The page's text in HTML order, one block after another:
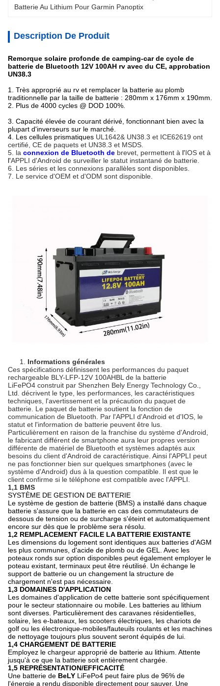
Batterie Au Lithium Pour Garmin Panoptix
Description De Produit
Remorque solaire profonde de camping-car de cycle de
batterie de Bluetooth 12V 100AH rv avec du CE, approbation
UN38.3
1. Très approprié au rv et remplacer la batterie au plomb
traditionnelle par la taille de batterie : 280mm x 176mm x 190mm.
2. Plus de 4000 cycles @ DOD 100%.
3. Capacité élevée de courant dérivé, fonctionnant bien avec la
plupart d'inverseurs sur le marché.
4. Les cellules prismatiques UL1642& UN38.3 et ICE62619 ont
certifié, CE de paquets et UN38.3 et MSDS.
5. la connexion de Bluetooth de brevet , permettent à l'IOS et à
l'APPLI d'Android de surveiller le statut instantané de batterie.
6. Les séries et les connexions parallèles sont disponibles.
7. Le service d'OEM et d'ODM sont disponible.
1. Informations générales
Ces spécifications définissent les performances du paquet
rechargeable BLY-LFP-12V 100AHBL de la batterie
LiFePO4 construit par Shenzhen Bely Energy Technology Co.,
Ltd. décrivent le type, les performances, les caractéristiques
techniques, l'avertissement et la précaution du paquet de
batterie. Le paquet de batterie soutient la fonction de
communication de Bluetooth. Par l'APPLI d'Android et d'IOS, le
statut et l'information de batterie peuvent être lus.
Particulièrement en raison de la franchise du système d'Android,
le fabricant différent de smartphone aura leur propres version
différente de matériel de Bluetooth et systèmes adaptés aux
besoins du client d'Android de caractéristique. Ainsi l'APPLI peut
ne pas fonctionner bien sur quelques smartphones (avec le
système d'Android) dus à la question compatible. Il est que le
client confirme si le téléphone est compatible avec l'APPLI.
1,1 BMS
SYSTÈME DE GESTION DE BATTERIE
Le système de gestion de batterie (BMS) a installé dans chaque
batterie s'assure que la batterie en cas des commutateurs de
dessous de tension ou de surcharge s'éteint et automatiquement
encore sur dès que le problème sera résolu.
1,2 REMPLACEMENT FACILE LA BATTERIE EXISTANTE
Les dimensions du logement sont identiques aux batteries d'AGM
les plus communes, d'acide de plomb ou de GEL. Avec les
poteaux ronds sur option disponibles peut également employer le
poteau existant, terminaux peut être réutilisé. Un échange le
support de batterie ou un changement la structure de
chargement n'est pas nécessaire.
1,3 DOMAINES D'APPLICATION
Les domaines d'application de cette batterie sont spécifiquement
pour le secteur stationnaire ou mobile. Les batteries au lithium
sont diverses. Particulièrement des caravanes résidentielles,
solaire, les e-bateaux, les scooters électriques, les chariots de
golf ou les électronique-mobiles/fauteuils roulants et les machines
de nettoyage toujours plus souvent seront équipés de lui.
1,4 CHARGEMENT DE BATTERIE
Employez le chargeur approprié de batterie au lithium. Attente
jusqu'à ce que la batterie soit entièrement chargée.
1,5 REPRÉSENTATION/EFFICACITÉ
Une batterie de BeLY LiFePo4 peut faire plus de 96% de
l'énergie a rendu disponible directement pour sauver. Une